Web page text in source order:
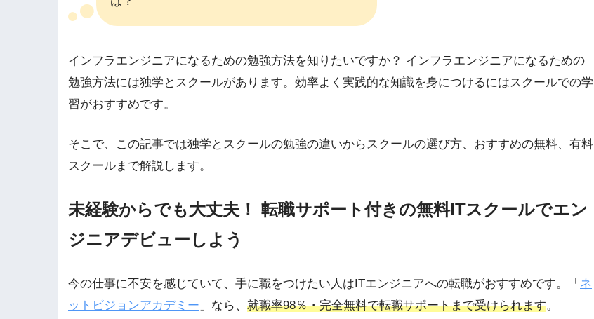
インフラエンジニアになるための勉強方法を知りたいですか？ インフラエンジニアになるための
勉強方法には独学とスクールがあります。効率よく実践的な知識を身につけるにはスクールでの学
習がおすすめです。
そこで、この記事では独学とスクールの勉強の違いからスクールの選び方、おすすめの無料、有料
スクールまで解説します。
未経験からでも大丈夫！ 転職サポート付きの無料ITスクールでエン
ジニアデビューしよう
今の仕事に不安を感じていて、手に職をつけたい人はITエンジニアへの転職がおすすめです。 「 ネ
ットビジョンアカデミー 」なら、 就職率98％・完全無料で転職サポートまで受けられます。